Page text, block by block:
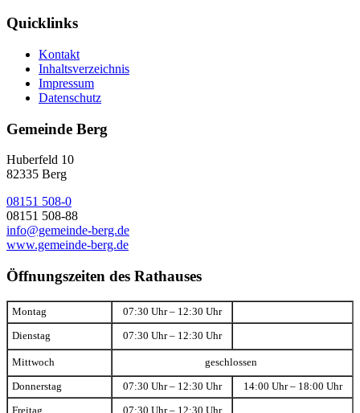
Quicklinks
Kontakt
Inhaltsverzeichnis
Impressum
Datenschutz
Gemeinde Berg
Huberfeld 10
82335 Berg
08151 508-0
08151 508-88
info@gemeinde-berg.de
www.gemeinde-berg.de
Öffnungszeiten des Rathauses
Montag 07:30 Uhr – 12:30 Uhr
Dienstag 07:30 Uhr – 12:30 Uhr
Mittwoch geschlossen
Donnerstag 07:30 Uhr – 12:30 Uhr 14:00 Uhr – 18:00 Uhr
Freitag 07:30 Uhr – 12:30 Uhr